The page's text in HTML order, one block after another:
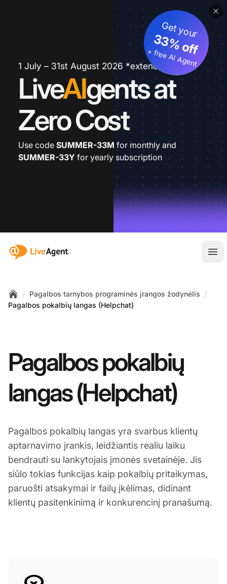
1 July – 31st August 2026 *extended
LiveAIgents at
Zero Cost
Get your
33% off
+ free AI Agent
Use code SUMMER-33M for monthly and
SUMMER-33Y for yearly subscription
:site.title
Home
/ Pagalbos tarnybos programinės įrangos žodynėlis /
Pagalbos pokalbių langas (Helpchat)
Pagalbos pokalbių
langas (Helpchat)
Pagalbos pokalbių langas yra svarbus klientų
aptarnavimo įrankis, leidžiantis realiu laiku
bendrauti su lankytojais įmonės svetainėje. Jis
siūlo tokias funkcijas kaip pokalbių pritaikymas,
paruošti atsakymai ir failų įkėlimas, didinant
klientų pasitenkinimą ir konkurencinį pranašumą.